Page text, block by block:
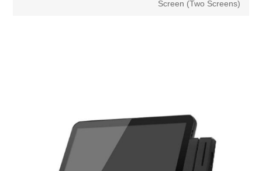
Screen (Two Screens)